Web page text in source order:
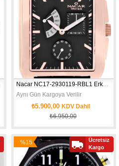
Aynı Gün Kargoya Verilir
₺5.900,00 KDV Dahil
₺6.950,00
%15
İndirim
Ücretsiz
Kargo